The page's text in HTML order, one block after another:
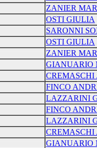
ZANIER
OSTI GIULIA
SARONNI
OSTI GIULIA
ZANIER
GIANUARIO
FINCO
LAZZARINI
FINCO
LAZZARINI
GIANUARIO